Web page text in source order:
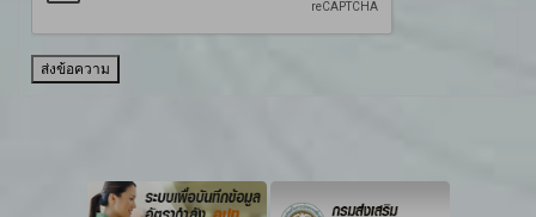
ส่งข้อความ